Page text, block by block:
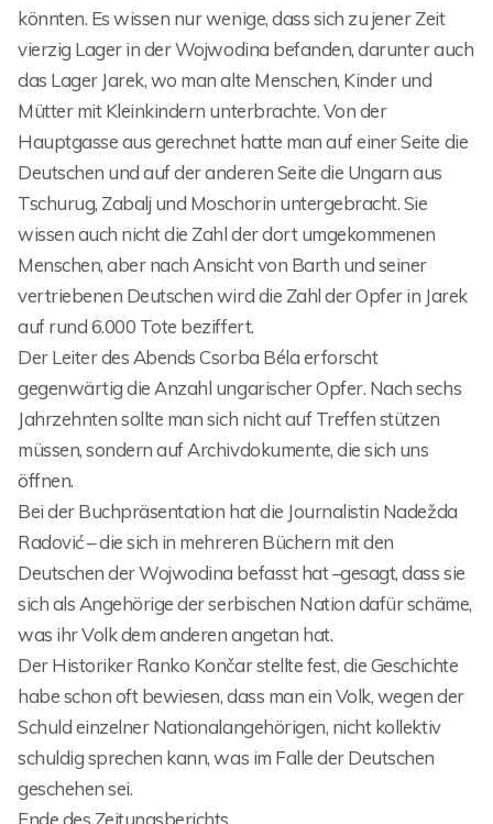
könnten. Es wissen nur wenige, dass sich zu jener Zeit
vierzig Lager in der Wojwodina befanden, darunter auch
das Lager Jarek, wo man alte Menschen, Kinder und
Mütter mit Kleinkindern unterbrachte. Von der
Hauptgasse aus gerechnet hatte man auf einer Seite die
Deutschen und auf der anderen Seite die Ungarn aus
Tschurug, Zabalj und Moschorin untergebracht. Sie
wissen auch nicht die Zahl der dort umgekommenen
Menschen, aber nach Ansicht von Barth und seiner
vertriebenen Deutschen wird die Zahl der Opfer in Jarek
auf rund 6.000 Tote beziffert.
Der Leiter des Abends Csorba Béla erforscht
gegenwärtig die Anzahl ungarischer Opfer. Nach sechs
Jahrzehnten sollte man sich nicht auf Treffen stützen
müssen, sondern auf Archivdokumente, die sich uns
öffnen.
Bei der Buchpräsentation hat die Journalistin Nadežda
Radović – die sich in mehreren Büchern mit den
Deutschen der Wojwodina befasst hat –gesagt, dass sie
sich als Angehörige der serbischen Nation dafür schäme,
was ihr Volk dem anderen angetan hat.
Der Historiker Ranko Končar stellte fest, die Geschichte
habe schon oft bewiesen, dass man ein Volk, wegen der
Schuld einzelner Nationalangehörigen, nicht kollektiv
schuldig sprechen kann, was im Falle der Deutschen
geschehen sei.
Ende des Zeitungsberichts.